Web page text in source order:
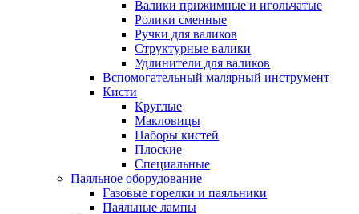
Валики прижимные и игольчатые
Ролики сменные
Ручки для валиков
Структурные валики
Удлинители для валиков
Вспомогательный малярный инструмент
Кисти
Круглые
Макловицы
Наборы кистей
Плоские
Специальные
Паяльное оборудование
Газовые горелки и паяльники
Паяльные лампы